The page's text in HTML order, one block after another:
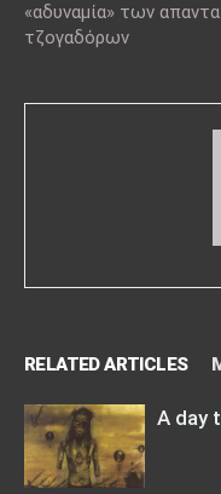
«αδυναμία» των
τζογαδόρων
RELATED ARTICLES
A day